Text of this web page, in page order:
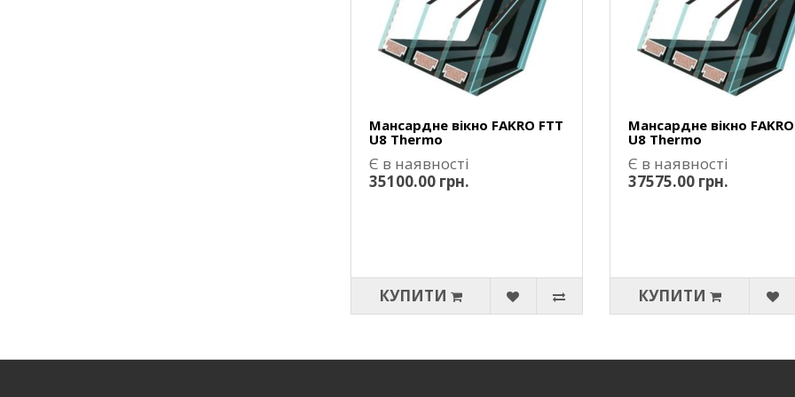
Мансардне вікно FAKRO FTT
U8 Thermo
Є в наявності
35100.00 грн.
КУПИТИ
Мансардне вікно
U8 Thermo
Є в наявності
37575.00 грн.
КУПИТИ